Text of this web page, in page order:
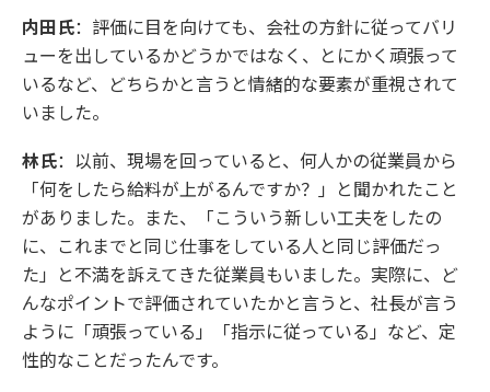
内田氏：評価に目を向けても、会社の方針に従ってバリ
ューを出しているかどうかではなく、とにかく頑張って
いるなど、どちらかと言うと情緒的な要素が重視されて
いました。
林氏：以前、現場を回っていると、何人かの従業員から
「何をしたら給料が上がるんですか？」と聞かれたこと
がありました。また、「こういう新しい工夫をしたの
に、これまでと同じ仕事をしている人と同じ評価だっ
た」と不満を訴えてきた従業員もいました。実際に、ど
んなポイントで評価されていたかと言うと、社長が言う
ように「頑張っている」「指示に従っている」など、定
性的なことだったんです。